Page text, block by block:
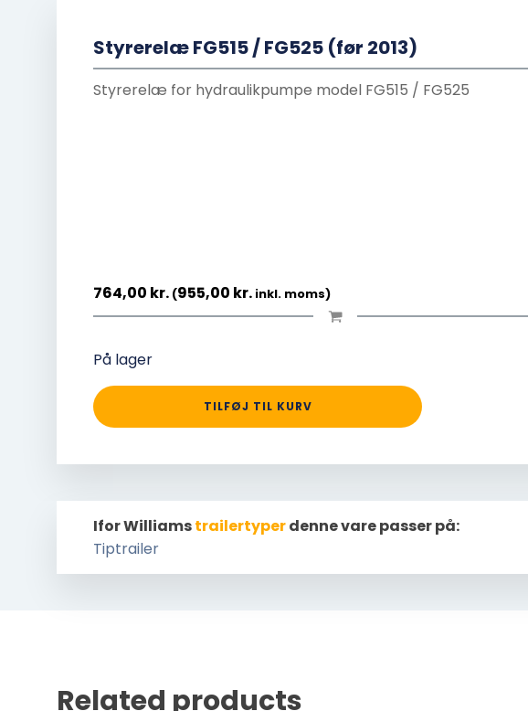
Styrerelæ FG515 / FG525 (før 2013)
Styrerelæ for hydraulikpumpe model FG515 / FG525
764,00 kr. (955,00 kr. inkl. moms)
På lager
TILFØJ TIL KURV
Ifor Williamstrailertyperdenne vare passer på:
Tiptrailer
Related products